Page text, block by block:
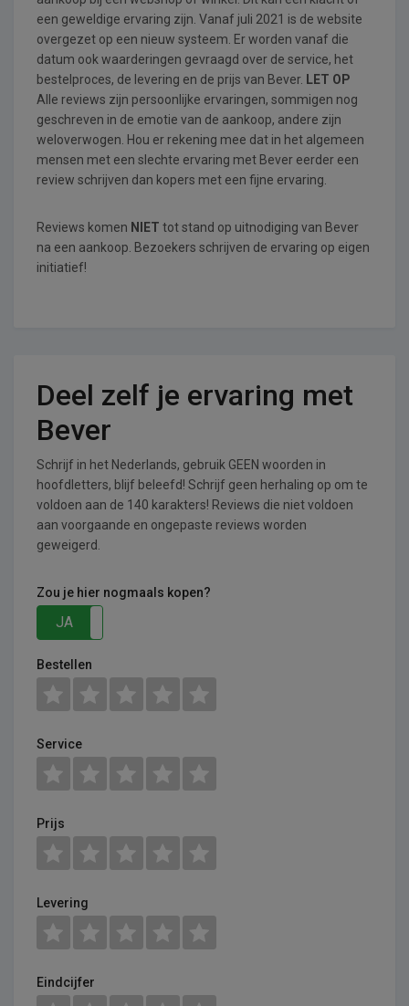
een geweldige ervaring zijn. Vanaf juli 2021 is de website
overgezet op een nieuw systeem. Er worden vanaf die
datum ook waarderingen gevraagd over de service, het
bestelproces, de levering en de prijs van Bever. LET OP
Alle reviews zijn persoonlijke ervaringen, sommigen nog
geschreven in de emotie van de aankoop, andere zijn
weloverwogen. Hou er rekening mee dat in het algemeen
mensen met een slechte ervaring met Bever eerder een
review schrijven dan kopers met een fijne ervaring.
Reviews komen NIET tot stand op uitnodiging van Bever
na een aankoop. Bezoekers schrijven de ervaring op eigen
initiatief!
Deel zelf je ervaring met
Bever
Schrijf in het Nederlands, gebruik GEEN woorden in
hoofdletters, blijf beleefd! Schrijf geen herhaling op om te
voldoen aan de 140 karakters! Reviews die niet voldoen
aan voorgaande en ongepaste reviews worden
geweigerd.
Zou je hier nogmaals kopen?
JA
Bestellen
Service
Prijs
Levering
Eindcijfer